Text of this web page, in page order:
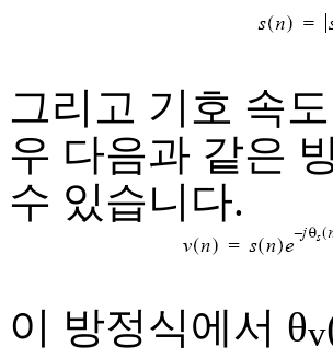
그리고 기호 속
우 다음과 같은
수 있습니다.
이 방정식에서 θv